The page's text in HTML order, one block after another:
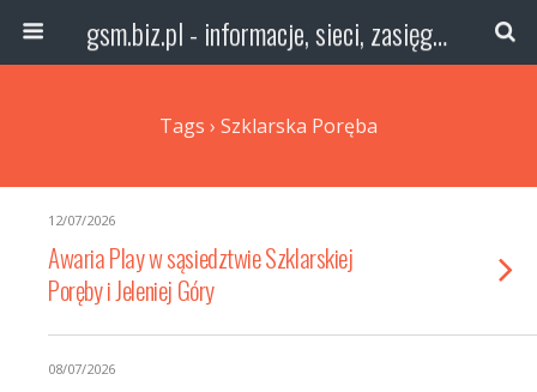
gsm.biz.pl - informacje, sieci, zasięg technologie
Tags › Szklarska Poręba
12/07/2026
Awaria Play w sąsiedztwie Szklarskiej
Poręby i Jeleniej Góry
08/07/2026